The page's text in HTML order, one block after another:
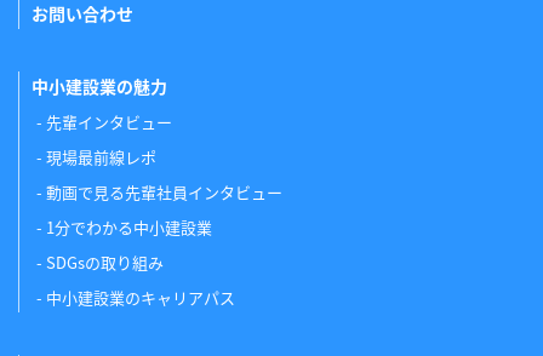
お問い合わせ
中小建設業の魅力
先輩インタビュー
現場最前線レポ
動画で見る先輩社員インタビュー
1分でわかる中小建設業
SDGsの取り組み
中小建設業のキャリアパス